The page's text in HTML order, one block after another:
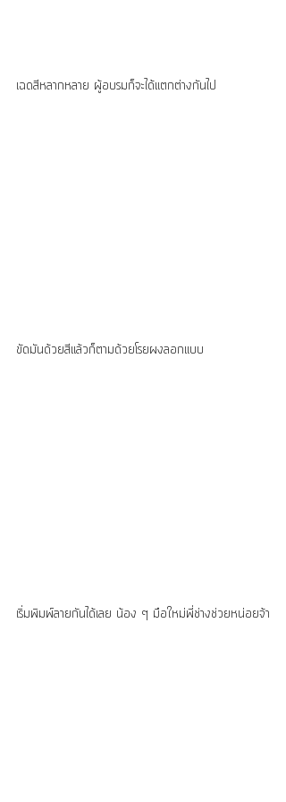
เฉดสีหลากหลาย ผู้อบรมก็จะได้แตกต่างกันไป
ขัดมันด้วยสีแล้วก็ตามด้วยโรยผงลอกแบบ
เริ่มพิมพ์ลายกันได้เลย น้อง ๆ มือใหม่พี่ช่างช่วยหน่อยจ้า